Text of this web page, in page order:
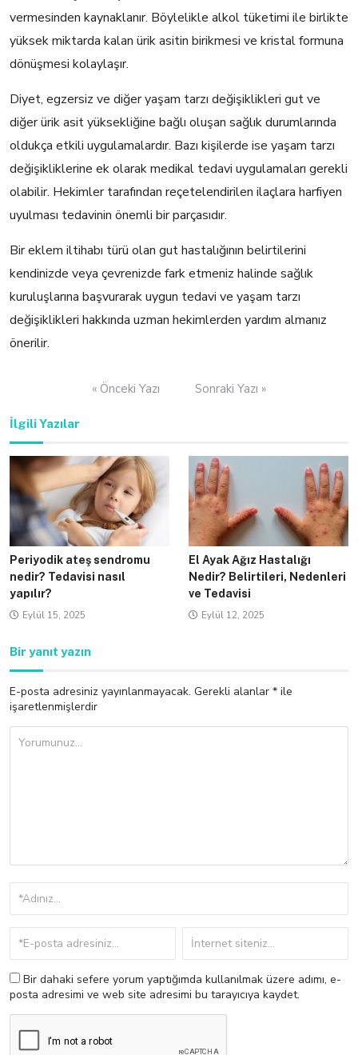
vermesinden kaynaklanır. Böylelikle alkol tüketimi ile birlikte
yüksek miktarda kalan ürik asitin birikmesi ve kristal formuna
dönüşmesi kolaylaşır.
Diyet, egzersiz ve diğer yaşam tarzı değişiklikleri gut ve
diğer ürik asit yüksekliğine bağlı oluşan sağlık durumlarında
oldukça etkili uygulamalardır. Bazı kişilerde ise yaşam tarzı
değişikliklerine ek olarak medikal tedavi uygulamaları gerekli
olabilir. Hekimler tarafından reçetelendirilen ilaçlara harfiyen
uyulması tedavinin önemli bir parçasıdır.
Bir eklem iltihabı türü olan gut hastalığının belirtilerini
kendinizde veya çevrenizde fark etmeniz halinde sağlık
kuruluşlarına başvurarak uygun tedavi ve yaşam tarzı
değişiklikleri hakkında uzman hekimlerden yardım almanız
önerilir.
« Önceki Yazı Sonraki Yazı »
İlgili Yazılar
Periyodik ateş sendromu
nedir? Tedavisi nasıl
yapılır?
Eylül 15, 2025
El Ayak Ağız Hastalığı
Nedir? Belirtileri, Nedenleri
ve Tedavisi
Eylül 12, 2025
Bir yanıt yazın
E-posta adresiniz yayınlanmayacak. Gerekli alanlar * ile
işaretlenmişlerdir
Bir dahaki sefere yorum yaptığımda kullanılmak üzere adımı, e-
posta adresimi ve web site adresimi bu tarayıcıya kaydet.